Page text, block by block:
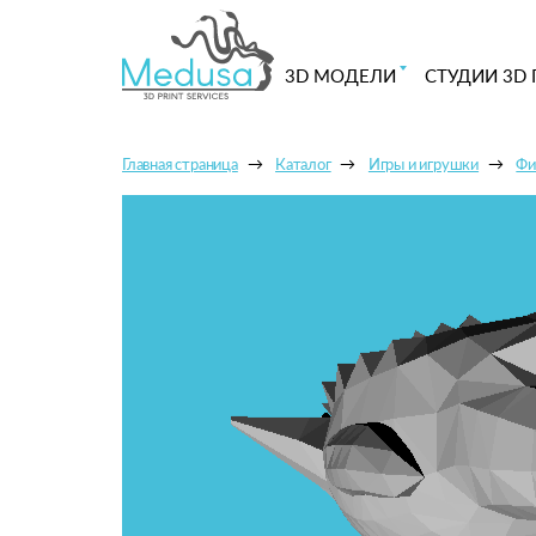
3D МОДЕЛИ СТУДИИ 3D
Главная страница Каталог Игры и игрушки